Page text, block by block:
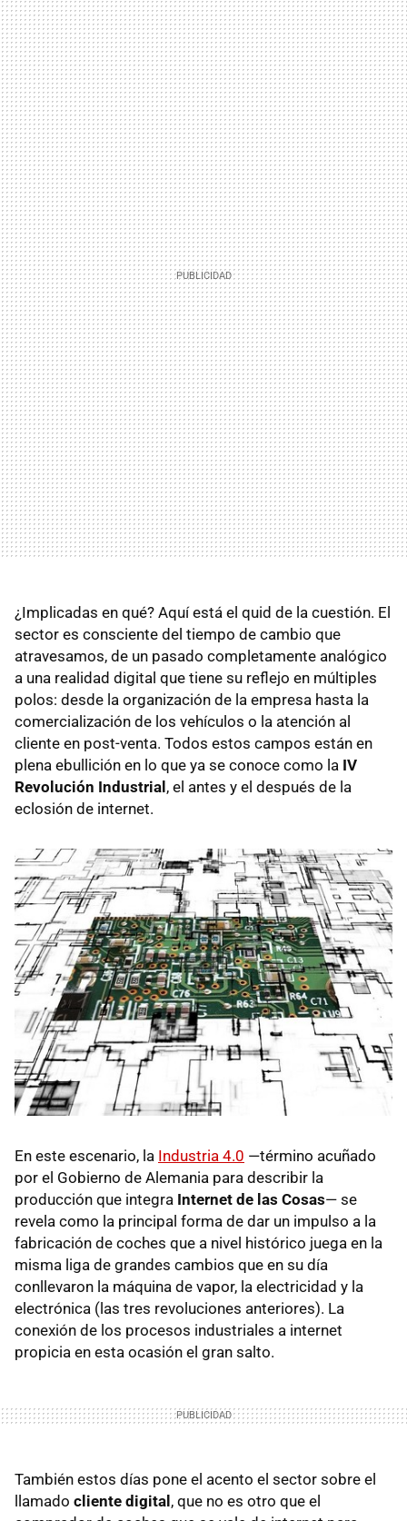
¿Implicadas en qué? Aquí está el quid de la cuestión. El
sector es consciente del tiempo de cambio que
atravesamos, de un pasado completamente analógico
a una realidad digital que tiene su reflejo en múltiples
polos: desde la organización de la empresa hasta la
comercialización de los vehículos o la atención al
cliente en post-venta. Todos estos campos están en
plena ebullición en lo que ya se conoce como la IV
Revolución Industrial, el antes y el después de la
eclosión de internet.
En este escenario, la Industria 4.0 —término acuñado
por el Gobierno de Alemania para describir la
producción que integra Internet de las Cosas— se
revela como la principal forma de dar un impulso a la
fabricación de coches que a nivel histórico juega en la
misma liga de grandes cambios que en su día
conllevaron la máquina de vapor, la electricidad y la
electrónica (las tres revoluciones anteriores). La
conexión de los procesos industriales a internet
propicia en esta ocasión el gran salto.
También estos días pone el acento el sector sobre el
llamado cliente digital, que no es otro que el